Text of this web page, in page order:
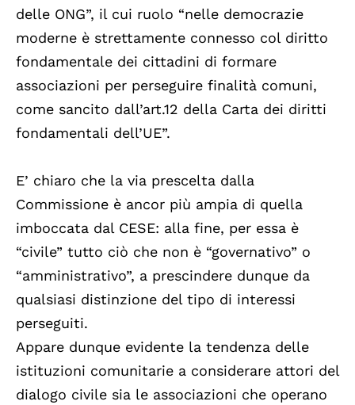
delle ONG”, il cui ruolo “nelle democrazie
moderne è strettamente connesso col diritto
fondamentale dei cittadini di formare
associazioni per perseguire finalità comuni,
come sancito dall’art.12 della Carta dei diritti
fondamentali dell’UE”.
E’ chiaro che la via prescelta dalla
Commissione è ancor più ampia di quella
imboccata dal CESE: alla fine, per essa è
“civile” tutto ciò che non è “governativo” o
“amministrativo”, a prescindere dunque da
qualsiasi distinzione del tipo di interessi
perseguiti.
Appare dunque evidente la tendenza delle
istituzioni comunitarie a considerare attori del
dialogo civile sia le associazioni che operano